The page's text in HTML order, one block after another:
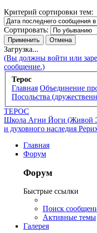
Критерий сортировки тем:
Сортировать:
Загрузка...
(Вы должны войти или
сообщение.)
Терос
Главная Объединение
Посольства
ТЕРОС
Школа Агни Йоги (Живой
и духовного наследия
Главная
Форум
Форум
Быстрые ссылки
Поиск
Активные темы
Галерея